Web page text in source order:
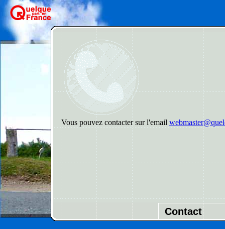
Vous pouvez contacter sur l'email
Contact